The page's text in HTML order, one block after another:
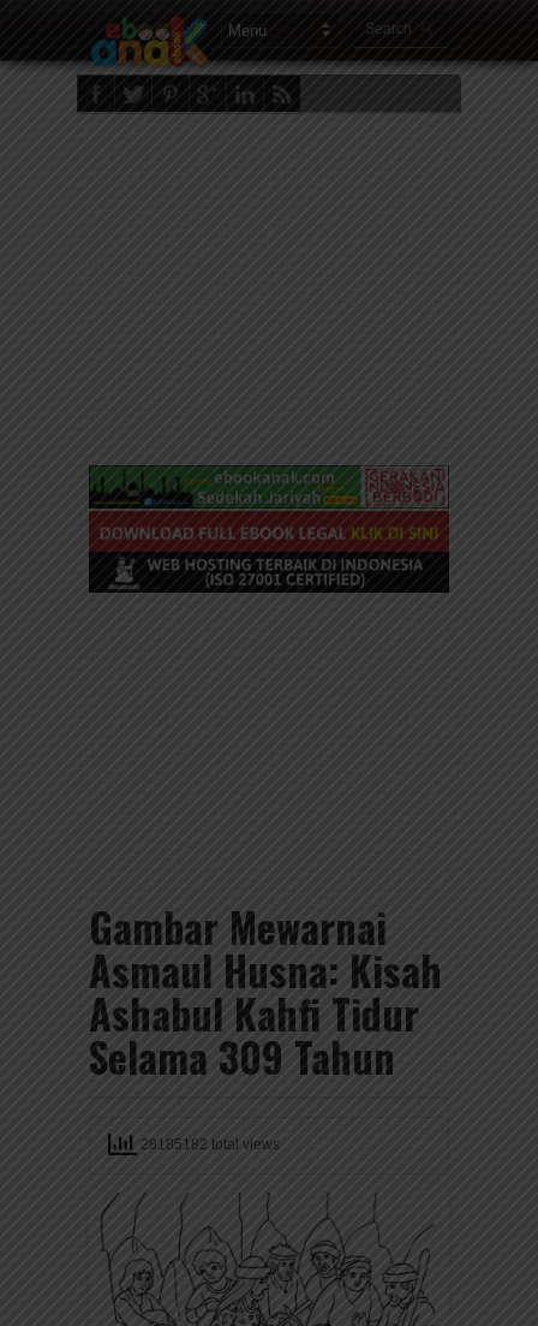
Gambar Mewarnai
Asmaul Husna: Kisah
Ashabul Kahfi Tidur
Selama 309 Tahun
28185182 total views